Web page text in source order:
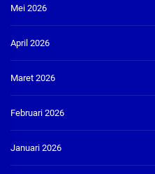
Mei 2026
April 2026
Maret 2026
Februari 2026
Januari 2026